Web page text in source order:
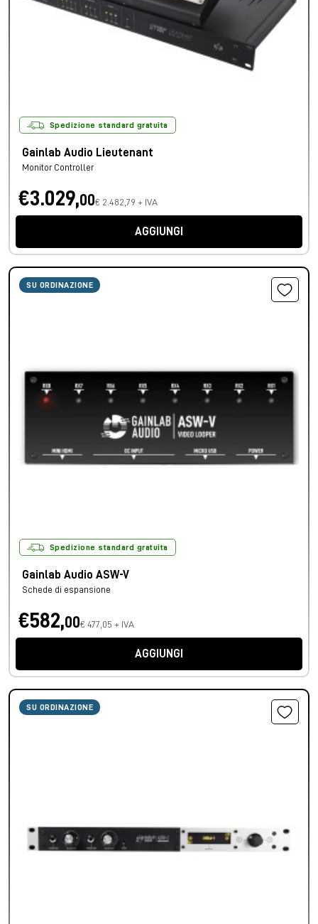
Spedizione standard gratuita
Gainlab Audio Lieutenant
Monitor Controller
€3.029,00€ 2.482,79 + IVA
AGGIUNGI
SU ORDINAZIONE
Spedizione standard gratuita
Gainlab Audio ASW-V
Schede di espansione
€582,00€ 477,05 + IVA
AGGIUNGI
SU ORDINAZIONE